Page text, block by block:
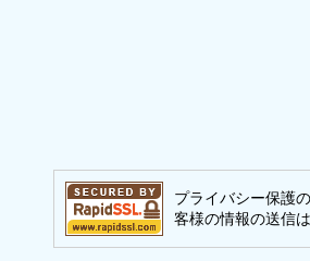
プライバシー保護
客様の情報の送信